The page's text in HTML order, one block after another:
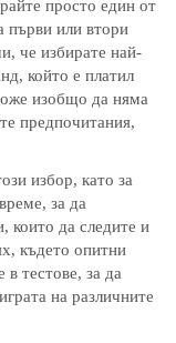
просто един от
първи или втори
че избирате най-
който е платил
изобщо да няма
предпочитания,
избор, като за
за да
които да следите и
където опитни
тестове, за да
на различните